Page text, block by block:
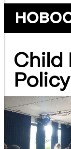
Child
Policy